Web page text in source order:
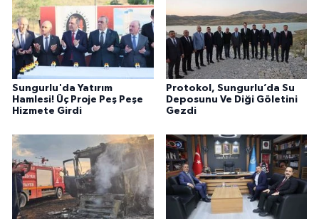
Sungurlu'da Yatırım
Hamlesi! Üç Proje Peş Peşe
Hizmete Girdi
Protokol, Sungurlu’da Su
Deposunu Ve Diği Göletini
Gezdi